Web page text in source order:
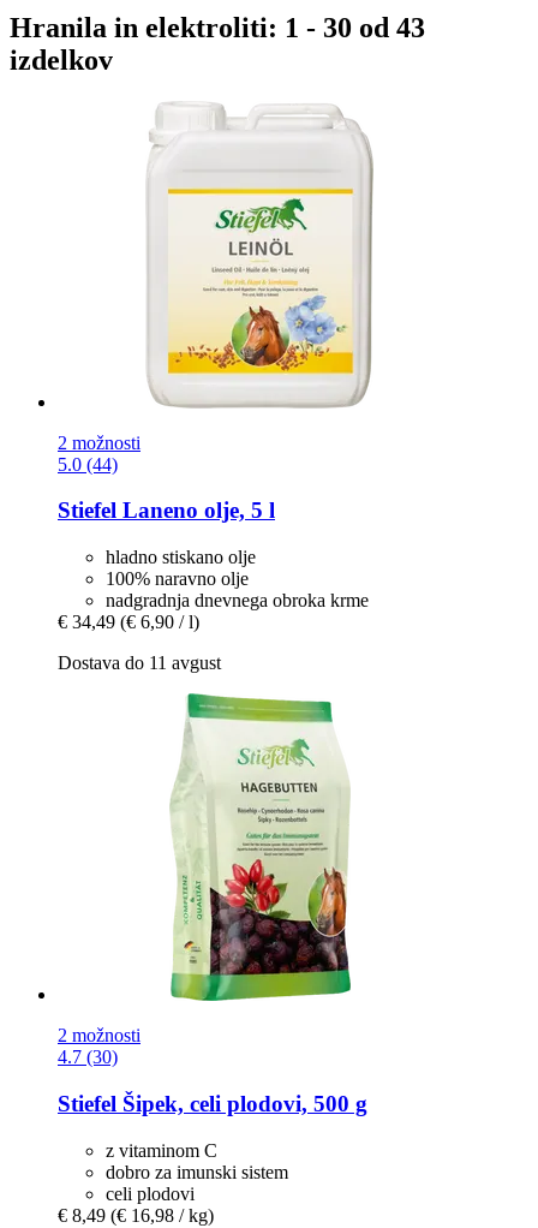
Hranila in elektroliti: 1 - 30 od 43
izdelkov
2 možnosti
5.0 (44)
Stiefel Laneno olje, 5 l
hladno stiskano olje
100% naravno olje
nadgradnja dnevnega obroka krme
€ 34,49 (€ 6,90 / l)
Dostava do 11 avgust
2 možnosti
4.7 (30)
Stiefel Šipek, celi plodovi, 500 g
z vitaminom C
dobro za imunski sistem
celi plodovi
€ 8,49 (€ 16,98 / kg)